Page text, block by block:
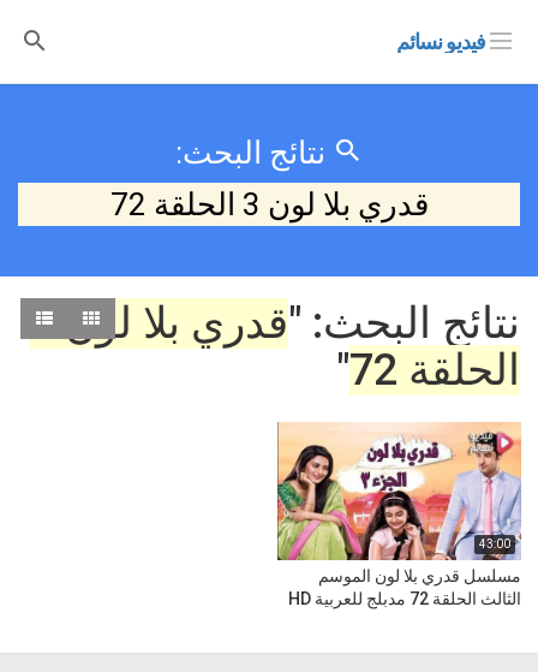
فيديو نسائم
نتائج البحث:
قدري بلا لون 3 الحلقة 72
نتائج البحث: "
قدري بلا لون 3
الحلقة 72
"
43:00
مسلسل قدري بلا لون الموسم
الثالث الحلقة 72 مدبلج للعربية HD